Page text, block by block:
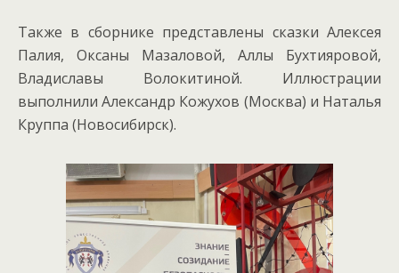
Также в сборнике представлены сказки Алексея
Палия, Оксаны Мазаловой, Аллы Бухтияровой,
Владиславы Волокитиной. Иллюстрации
выполнили Александр Кожухов (Москва) и Наталья
Круппа (Новосибирск).